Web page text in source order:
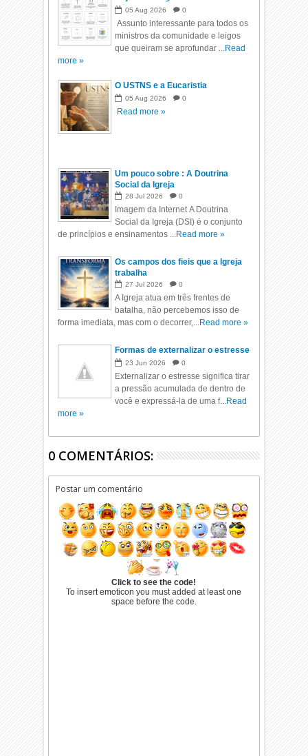
05 Aug 2026 0
Assunto interessante para todos os
ministros da comunidade e leigos
que queiram se aprofundar ...Read
more »
O USTNS e a Eucaristia
05 Aug 2026 0
Read more »
Um pouco sobre : A Doutrina
Social da Igreja
28 Jul 2026 0
Imagem da Internet A Doutrina
Social da Igreja (DSI) é o conjunto
de princípios e ensinamentos ...Read more »
Os campos dos fieis que a Igreja
trabalha
27 Jul 2026 0
A Igreja atua em três frentes de
batalha, não percebemos isso de
forma imediata, mas com o decorrer,...Read more »
Formas de externalizar o estresse
23 Jun 2026 0
Externalizar o estresse significa tirar
a pressão acumulada de dentro de
você e expressá-la de uma f...Read
more »
0 COMENTÁRIOS:
Postar um comentário
Click to see the code!
To insert emoticon you must added at least one
space before the code.